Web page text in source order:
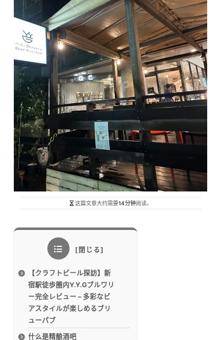
这篇文章大约需要14分钟阅读。
【クラフトビール探訪】新
宿駅徒歩圏内Y.Y.Gブルワリ
ー完全レビュー – 多彩なビ
アスタイルが楽しめるブリ
ューパブ
什么是精酿酒吧